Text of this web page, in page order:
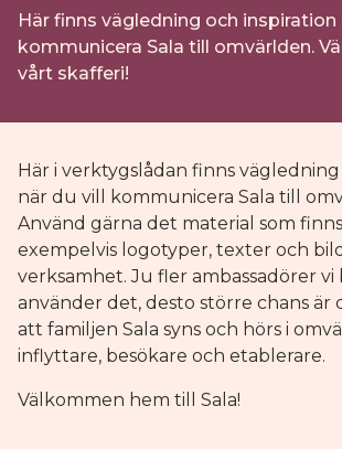
Här finns vägledning och inspiration
kommunicera Sala till omvärlden.
vårt skafferi!
Här i verktygslådan finns
när du vill kommunicera Sala till
Använd gärna det material som
exempelvis logotyper, texter och
verksamhet. Ju fler ambassadörer vi
använder det, desto större chans är
att familjen Sala syns och hörs i
inflyttare, besökare och etablerare.
Välkommen hem till Sala!